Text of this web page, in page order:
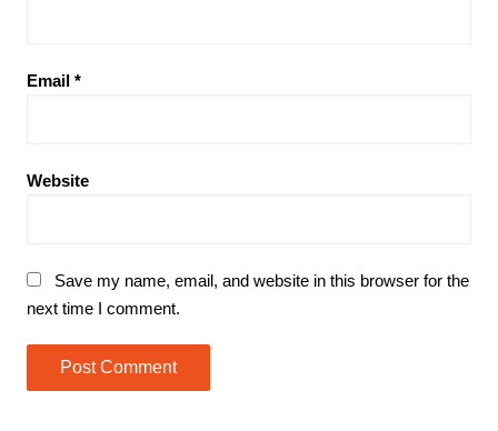
Email *
Website
Save my name, email, and website in this browser for the
next time I comment.